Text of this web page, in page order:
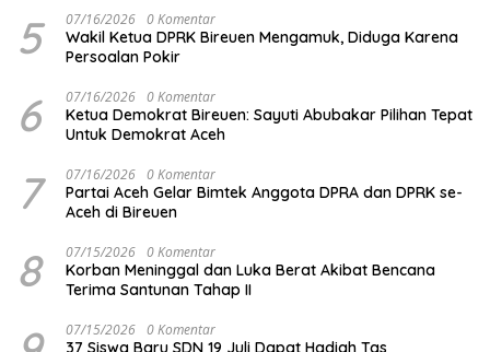
5 07/16/2026 0 Komentar
Wakil Ketua DPRK Bireuen Mengamuk, Diduga Karena
Persoalan Pokir
6 07/16/2026 0 Komentar
Ketua Demokrat Bireuen: Sayuti Abubakar Pilihan Tepat
Untuk Demokrat Aceh
7 07/16/2026 0 Komentar
Partai Aceh Gelar Bimtek Anggota DPRA dan DPRK se-
Aceh di Bireuen
8 07/15/2026 0 Komentar
Korban Meninggal dan Luka Berat Akibat Bencana
Terima Santunan Tahap II
07/15/2026 0 Komentar
37 Siswa Baru SDN 19 Juli Dapat Hadiah Tas